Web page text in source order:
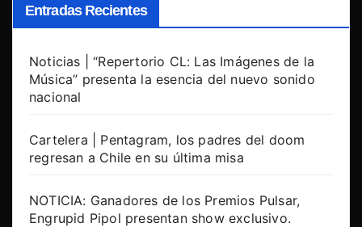
Entradas Recientes
Noticias | “Repertorio CL: Las Imágenes de la
Música” presenta la esencia del nuevo sonido
nacional
Cartelera | Pentagram, los padres del doom
regresan a Chile en su última misa
NOTICIA: Ganadores de los Premios Pulsar,
Engrupid Pipol presentan show exclusivo.